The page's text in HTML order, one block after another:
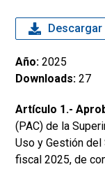
Artículo 1.-
(PAC) de la
Uso y Gestión
fiscal 2025, de
Descargar
Año: 2025
Downloads:27